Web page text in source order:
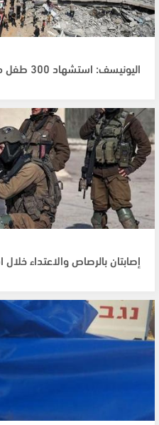
اليونيسف: استشهاد 300 طفل منذ وقف إطلاق النار في غزة
إصابتان بالرصاص والاعتداء خلال